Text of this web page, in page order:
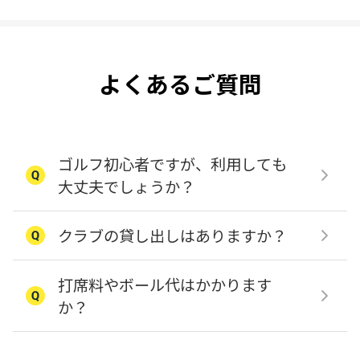
よくあるご質問
ゴルフ初心者ですが、利用しても
大丈夫でしょうか？
クラブの貸し出しはありますか？
打席料やボール代はかかります
か？